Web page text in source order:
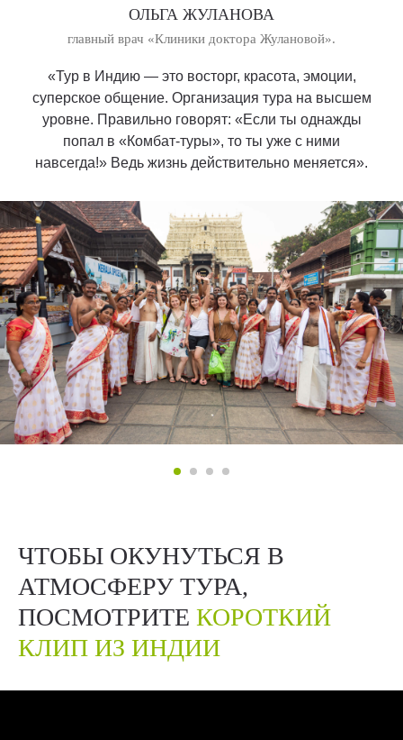
ОЛЬГА ЖУЛАНОВА
главный врач «Клиники доктора Жулановой».
«Тур в Индию — это восторг, красота, эмоции,
суперское общение. Организация тура на высшем
уровне. Правильно говорят: «Если ты однажды
попал в «Комбат-туры», то ты уже с ними
навсегда!» Ведь жизнь действительно меняется».
ЧТОБЫ ОКУНУТЬСЯ В
АТМОСФЕРУ ТУРА,
ПОСМОТРИТЕ КОРОТКИЙ
КЛИП ИЗ ИНДИИ